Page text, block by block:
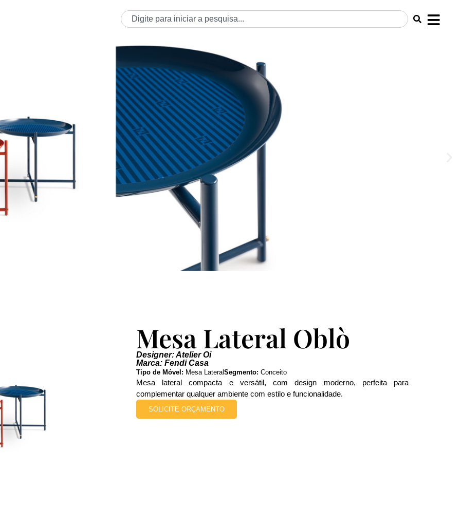
Mesa Lateral Oblò
Designer: Atelier Oi
Marca: Fendi Casa
Tipo de Móvel: Mesa LateralSegmento: Conceito
Mesa lateral compacta e versátil, com design moderno, perfeita para
complementar qualquer ambiente com estilo e funcionalidade.
SOLICITE ORÇAMENTO